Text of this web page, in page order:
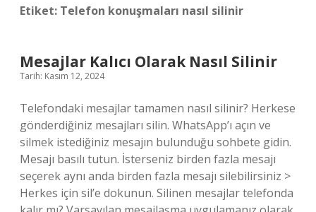
Etiket: Telefon konuşmaları nasıl silinir
Mesajlar Kalıcı Olarak Nasıl Silinir
Tarih: Kasım 12, 2024
Telefondaki mesajlar tamamen nasıl silinir? Herkese
gönderdiğiniz mesajları silin. WhatsApp’ı açın ve
silmek istediğiniz mesajın bulunduğu sohbete gidin.
Mesajı basılı tutun. İsterseniz birden fazla mesajı
seçerek aynı anda birden fazla mesajı silebilirsiniz >
Herkes için sil’e dokunun. Silinen mesajlar telefonda